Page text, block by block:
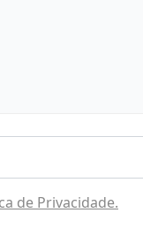
de Privacidade.